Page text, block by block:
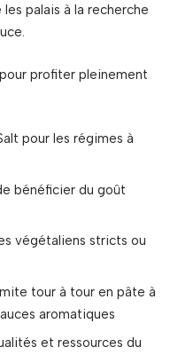
palais à la recherche
profiter pleinement
pour les régimes à
bénéficier du goût
végétaliens stricts ou
tour à tour en pâte à
aromatiques
et ressources du